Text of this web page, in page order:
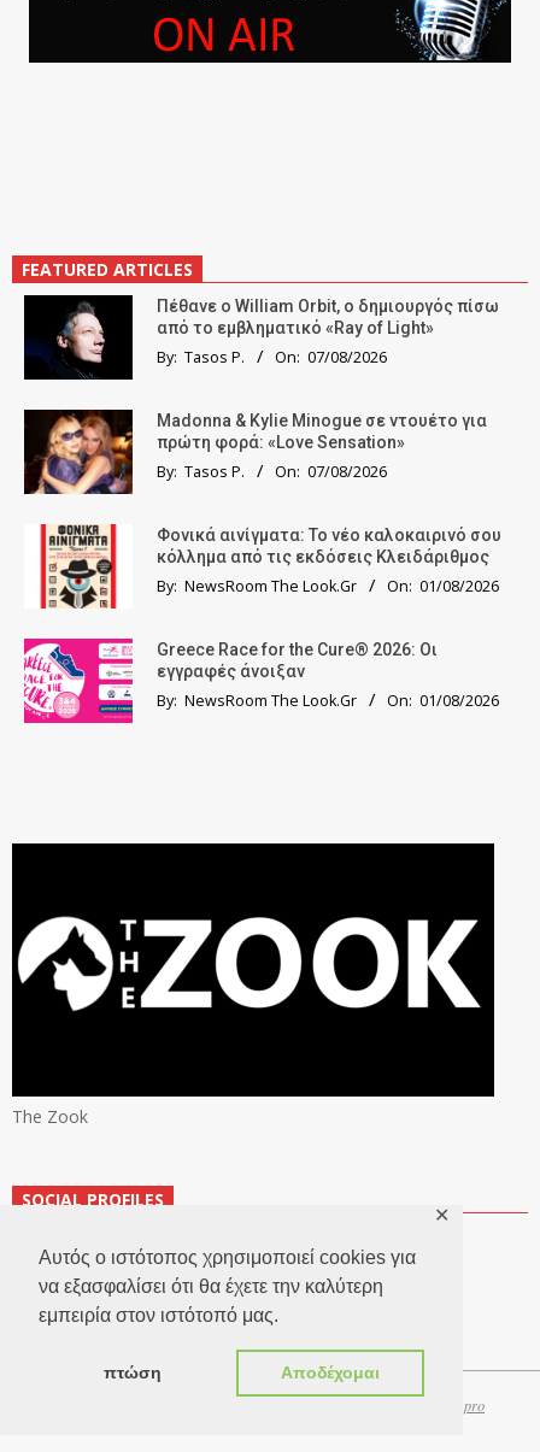
Αυτός ο ιστότοπος χρησιμοποιεί cookies για
να εξασφαλίσει ότι θα έχετε την καλύτερη
εμπειρία στον ιστότοπό μας.
πτώση Αποδέχομαι
✕
FEATURED ARTICLES
Πέθανε ο William Orbit, ο δημιουργός πίσω
από το εμβληματικό «Ray of Light»
By: Tasos P. On: 07/08/2026
Madonna & Kylie Minogue σε ντουέτο για
πρώτη φορά: «Love Sensation»
By: Tasos P. On: 07/08/2026
Φονικά αινίγματα: Το νέο καλοκαιρινό σου
κόλλημα από τις εκδόσεις Κλειδάριθμος
By: NewsRoom The Look.Gr On: 01/08/2026
Greece Race for the Cure® 2026: Οι
εγγραφές άνοιξαν
By: NewsRoom The Look.Gr On: 01/08/2026
The Zook
SOCIAL PROFILES
Websitepro